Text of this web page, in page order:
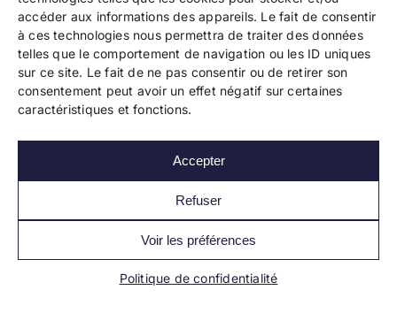
accéder aux informations des appareils. Le fait de consentir
à ces technologies nous permettra de traiter des données
telles que le comportement de navigation ou les ID uniques
sur ce site. Le fait de ne pas consentir ou de retirer son
consentement peut avoir un effet négatif sur certaines
caractéristiques et fonctions.
Accepter
Refuser
Voir les préférences
Politique de confidentialité
Copyright 2024 Bookelis –CGU–CGS–CGPPA–
Mentions légales–Politique de confidentialité–
Paiement et sécurité
Les liens essentiels